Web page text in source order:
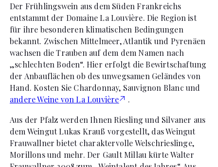
Der Frühlingswein aus dem Süden Frankreichs
entstammt der Domaine La Louvière. Die Region ist
für ihre besonderen klimatischen Bedingungen
bekannt. Zwischen Mittelmeer, Atlantik und Pyrenäen
wachsen die Trauben auf dem dem Namen nach
„schlechten Boden“. Hier erfolgt die Bewirtschaftung
der Anbauflächen ob des unwegsamen Geländes von
Hand. Kosten Sie Chardonnay, Sauvignon Blanc und
andere Weine von La Louvière
.
Aus der Pfalz werden Ihnen Riesling und Silvaner aus
dem Weingut Lukas Krauß vorgestellt, das Weingut
Frauwallner bietet charaktervolle Welschrieslinge,
Morillons und mehr. Der Gault Millau kürte Walter